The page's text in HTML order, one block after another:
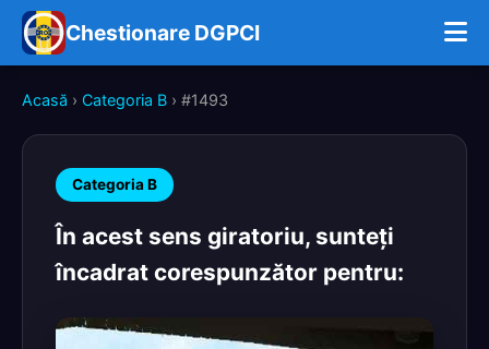
Chestionare DGPCI
Acasă › Categoria B › #1493
Categoria B
În acest sens giratoriu, sunteţi
încadrat corespunzător pentru: